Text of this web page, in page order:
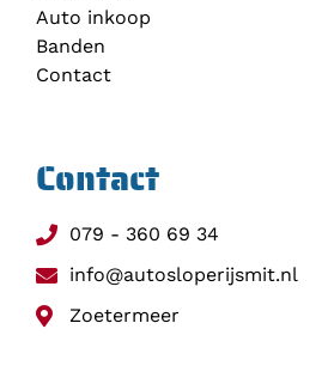
Auto inkoop
Banden
Contact
Contact
079 - 360 69 34
info@autosloperijsmit.nl
Zoetermeer